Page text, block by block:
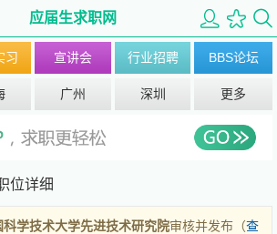
应届生求职网
习 宣讲会 行业招聘 BBS论坛
广州 深圳 更多
位详细
科学技术大学先进技术研究院审核并发布（查